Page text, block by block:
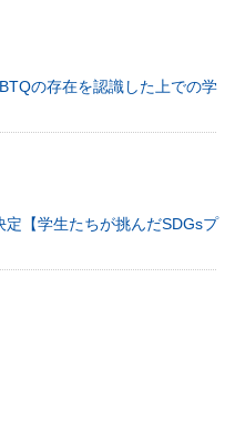
の存在を認識した上での学
【学生たちが挑んだSDGsプ